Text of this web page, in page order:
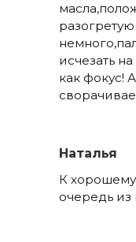
исчезать
как фокус!
Наталья
К хорошему
очередь из